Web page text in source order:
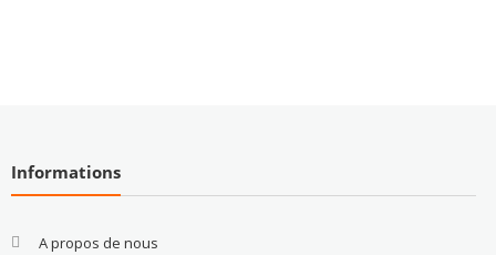
Informations
A propos de nous